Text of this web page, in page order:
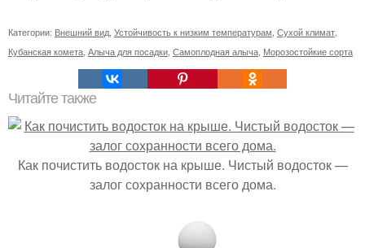
Категории: Внешний вид Устойчивость к низким температурам Сухой климат
Кубанская комета Алыча для посадки Самоплодная алыча Морозостойкие сорта
Читайте также
Как почистить водосток на крыше. Чистый водосток —
залог сохранности всего дома.